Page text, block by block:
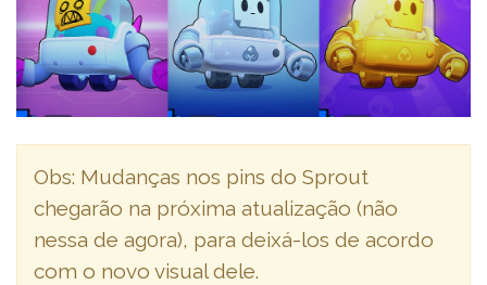
Obs: Mudanças nos pins do Sprout
chegarão na próxima atualização (não
nessa de ag0ra), para deixá-los de acordo
com o novo visual dele.